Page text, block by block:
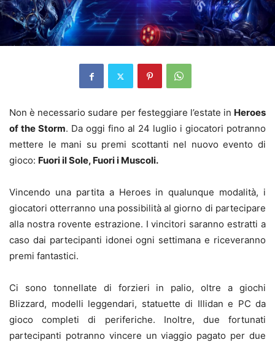
Non è necessario sudare per festeggiare l’estate in Heroes
of the Storm. Da oggi fino al 24 luglio i giocatori potranno
mettere le mani su premi scottanti nel nuovo evento di
gioco: Fuori il Sole, Fuori i Muscoli.
Vincendo una partita a Heroes in qualunque modalità, i
giocatori otterranno una possibilità al giorno di partecipare
alla nostra rovente estrazione. I vincitori saranno estratti a
caso dai partecipanti idonei ogni settimana e riceveranno
premi fantastici.
Ci sono tonnellate di forzieri in palio, oltre a giochi
Blizzard, modelli leggendari, statuette di Illidan e PC da
gioco completi di periferiche. Inoltre, due fortunati
partecipanti potranno vincere un viaggio pagato per due